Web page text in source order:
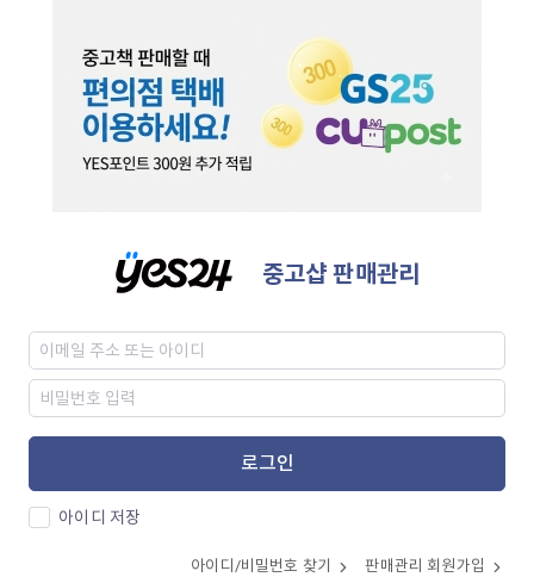
중고샵 판매관리
로그인
아이디 저장
아이디/비밀번호 찾기 판매관리 회원가입